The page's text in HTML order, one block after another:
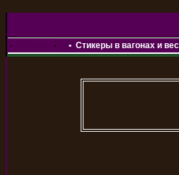
• • • Стикеры в вагонах и